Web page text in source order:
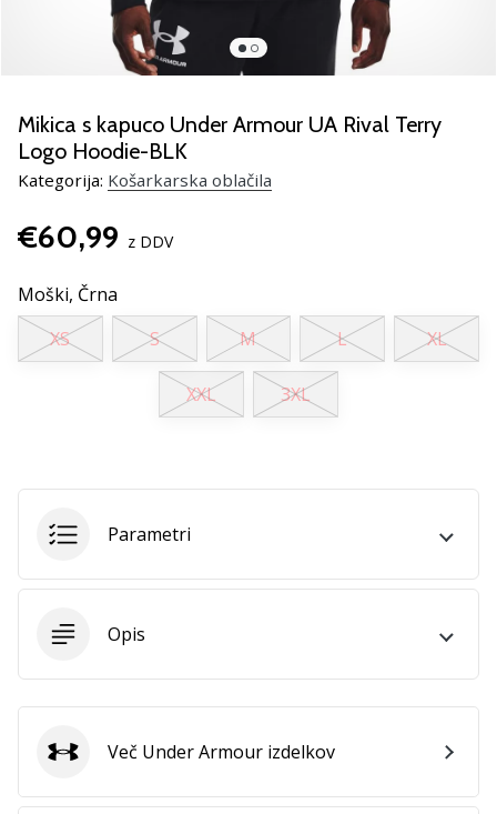
kot
brend
ambasador/ka.
vse
članke
Mikica s kapuco Under Armour UA Rival Terry
Logo Hoodie-BLK
Kategorija: Košarkarska oblačila
€60,99 z DDV
Moški, Črna
XS
S M L XL
XXL 3XL
Parametri
Opis
Under Armour
Več Under Armour izdelkov